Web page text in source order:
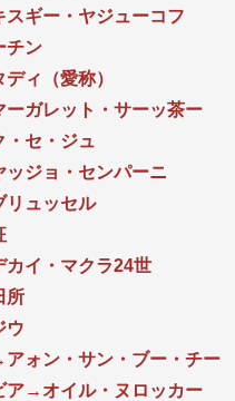
ギー・ヤジューコフ
チン
ィ（愛称）
ガレット・サーッ茶ー
セ・ジュ
ジョ・センパーニ
ュッセル
イ・マクラ24世
所
ウ
ォン・サン・ブー・チー
ア→オイル・ヌロッカー